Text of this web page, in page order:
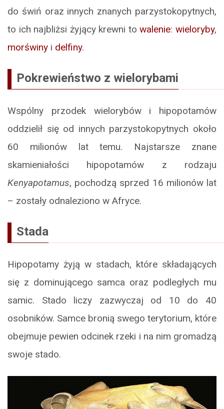
do świń oraz innych znanych parzystokopytnych,
to ich najbliżsi żyjący krewni towalenie:wieloryby,
morświny i delfiny.
Pokrewieństwo z wielorybami
Wspólny przodek wielorybów i hipopotamów
oddzielił się od innych parzystokopytnych około
60 milionów lat temu. Najstarsze znane
skamieniałości hipopotamów z rodzaju
Kenyapotamus, pochodzą sprzed 16 milionów lat
– zostały odnaleziono w Afryce.
Stada
Hipopotamy żyją w stadach, które składających
się z dominującego samca oraz podległych mu
samic. Stado liczy zazwyczaj od 10 do 40
osobników. Samce bronią swego terytorium, które
obejmuje pewien odcinek rzeki i na nim gromadzą
swoje stado.